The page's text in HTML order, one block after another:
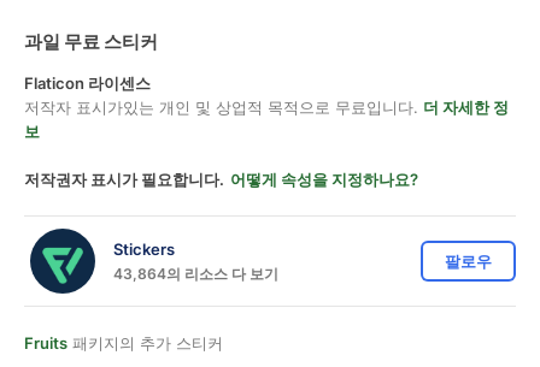
과일 무료 스티커
Flaticon 라이센스
저작자 표시가있는 개인 및 상업적 목적으로 무료입니다. 더 자세한 정
보
저작권자 표시가 필요합니다. 어떻게 속성을 지정하나요?
Stickers
43,864의 리소스 다 보기
팔로우
Fruits 패키지의 추가 스티커